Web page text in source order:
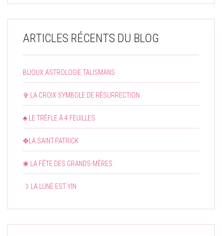
ARTICLES RÉCENTS DU BLOG
BIJOUX ASTROLOGIE TALISMANS
✞ LA CROIX SYMBOLE DE RÉSURRECTION
♣ LE TRÈFLE À 4 FEUILLES
✥LA SAINT-PATRICK
❀ LA FÊTE DES GRANDS-MÈRES
☽ LA LUNE EST YIN